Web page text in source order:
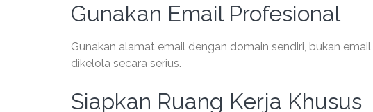
Gunakan Email Profesional
Gunakan alamat email dengan domain sendiri, bukan
dikelola secara serius.
Siapkan Ruang Kerja Khusus